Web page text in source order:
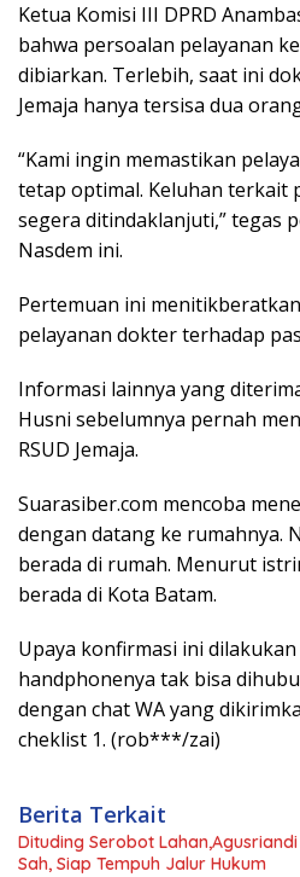
Ketua Komisi III DPRD
bahwa persoalan pelayanan
dibiarkan. Terlebih, saat ini
Jemaja hanya tersisa dua
“Kami ingin memastikan
tetap optimal. Keluhan terkait
segera ditindaklanjuti,” tegas
Nasdem ini.
Pertemuan ini
pelayanan dokter terhadap
Informasi lainnya yang
Husni sebelumnya pernah
RSUD Jemaja.
Suarasiber.com mencoba
dengan datang ke rumahnya.
berada di rumah. Menurut
berada di Kota Batam.
Upaya konfirmasi ini
handphonenya tak bisa
dengan chat WA yang
cheklist 1. (rob***/zai)
Berita Terkait
Dituding Serobot
Sah, Siap Tempuh Jalur Hukum